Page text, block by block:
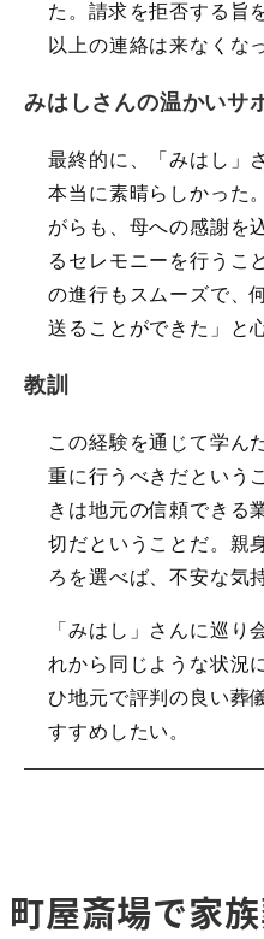
た。請求を拒否する旨
以上の連絡は来なくな
みはしさんの温かいサ
最終的に、「みはし」
本当に素晴らしかった
がらも、母への感謝を
るセレモニーを行うこ
の進行もスムーズで、
送ることができた」と
教訓
この経験を通じて学ん
重に行うべきだという
きは地元の信頼できる
切だということだ。親
ろを選べば、不安な気
「みはし」さんに巡り
れから同じような状況
ひ地元で評判の良い葬
すすめしたい。
町屋斎場で家